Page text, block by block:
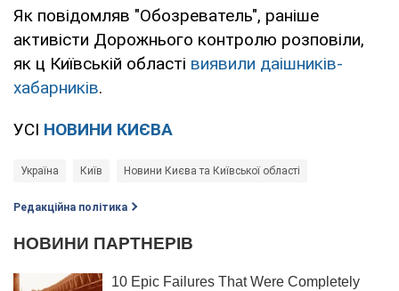
Як повідомляв "Обозреватель", раніше
активісти Дорожнього контролю розповіли,
як ц Київській області виявили даішників-
хабарників.
УСІ НОВИНИ КИЄВА
Україна Київ Новини Києва та Київської області
Редакційна політика